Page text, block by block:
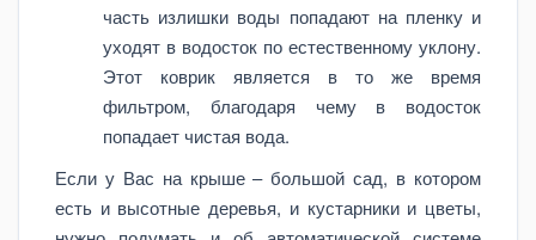
часть излишки воды попадают на пленку и
уходят в водосток по естественному уклону.
Этот коврик является в то же время
фильтром, благодаря чему в водосток
попадает чистая вода.
Если у Вас на крыше – большой сад, в котором
есть и высотные деревья, и кустарники и цветы,